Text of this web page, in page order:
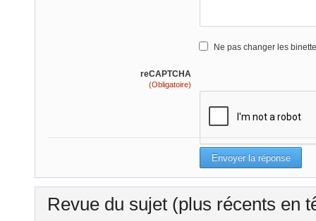
Ne pas changer les
reCAPTCHA
(Obligatoire)
Revue du sujet (plus récents en